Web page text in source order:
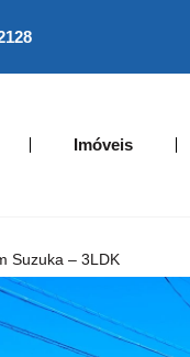
Imóveis
Suzuka – 3LDK